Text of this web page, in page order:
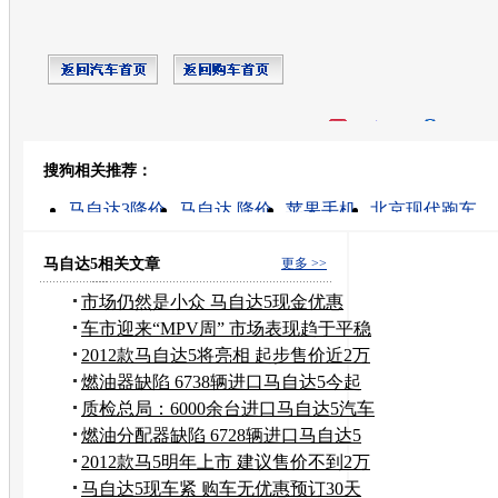
转发至：
搜狗相关推荐：
马自达3降价 马自达 降价 苹果手机
北京现代跑车
马自达2
长安马自达 团购优惠
更多 >>
马自达5相关文章
市场仍然是小众 马自达5现金优惠
5000元
车市迎来“MPV周” 市场表现趋于平稳
2012款马自达5将亮相 起步售价近2万
美元
燃油器缺陷 6738辆进口马自达5今起
召回
质检总局：6000余台进口马自达5汽车
召回
燃油分配器缺陷 6728辆进口马自达5
召回
2012款马5明年上市 建议售价不到2万
美元
马自达5现车紧 购车无优惠预订30天